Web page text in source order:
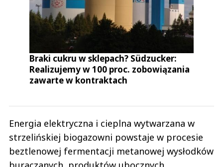
Braki cukru w sklepach? Südzucker:
Realizujemy w 100 proc. zobowiązania
zawarte w kontraktach
Energia elektryczna i cieplna wytwarzana w
strzelińskiej biogazowni powstaje w procesie
beztlenowej fermentacji metanowej wysłodków